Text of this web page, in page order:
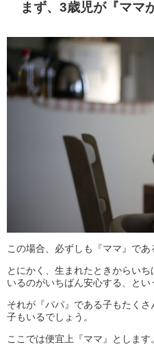
まず、3歳児が『ママ
この場合、必ずしも『ママ』であ
とにかく、生まれたときからい
いるのがいちばん安心する、とい
それが『パパ』である子もたく
子もいるでしょう。
ここでは便宜上『ママ』とします